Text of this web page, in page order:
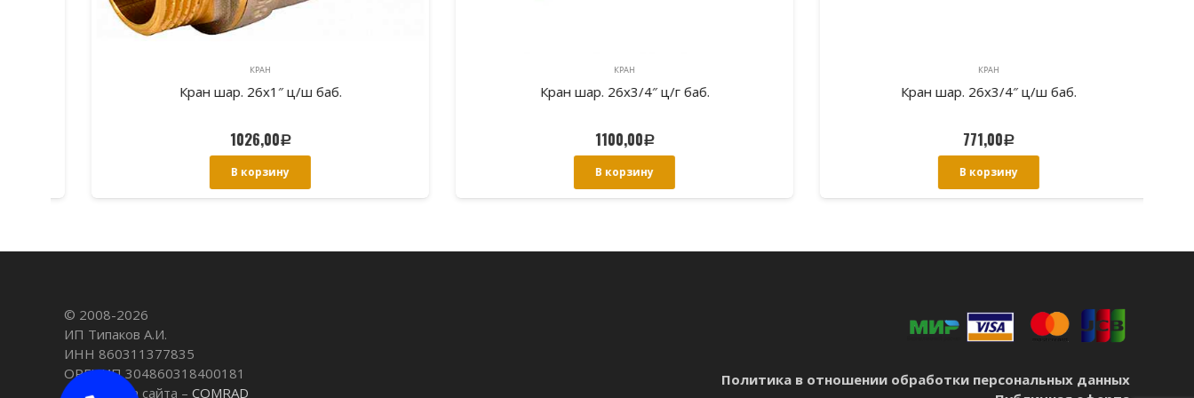
Кран шар. 26х1″ ц/ш баб.
1026,00Р
В корзину
Кран шар. 26х3/4″ ц/г баб.
1100,00
В корзину
Кран шар. 26х3/4″ ц/ш баб.
771,00Р
В корзину
© 2008-2026
ИП Типаков А.И.
ИНН 860311377835
ОРГНИП 304860318400181
Разработка сайта – COMRAD
Политика в отношении обработки персональных данных